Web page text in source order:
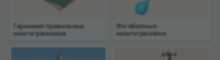
Гармония правильных
многогранников
Изгибаемые
многогранники